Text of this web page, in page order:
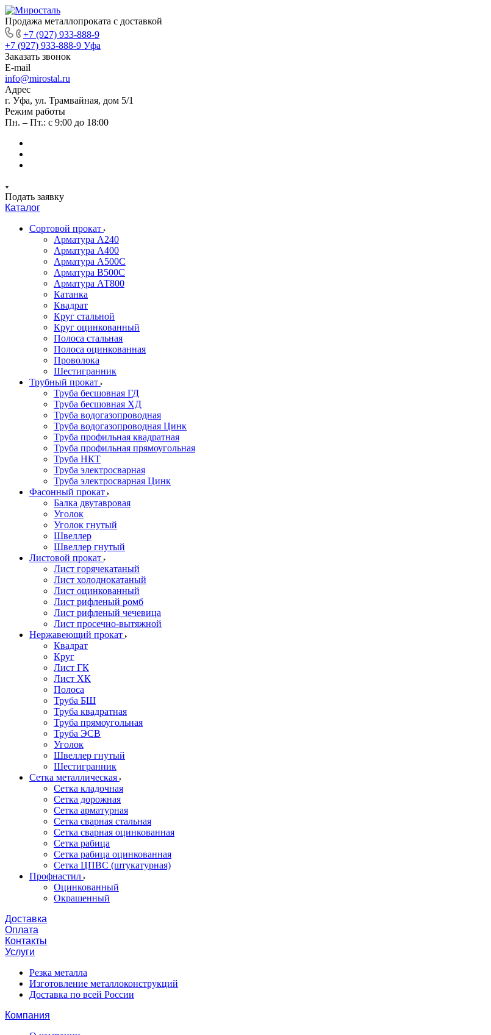
Продажа металлопроката с доставкой
+7 (927) 933-888-9
+7 (927) 933-888-9 Уфа
Заказать звонок
E-mail
info@mirostal.ru
Адрес
г. Уфа, ул. Трамвайная, дом 5/1
Режим работы
Пн. – Пт.: с 9:00 до 18:00
Подать заявку
Каталог
Сортовой прокат
Арматура А240
Арматура А400
Арматура А500C
Арматура В500С
Арматура АТ800
Катанка
Квадрат
Круг стальной
Круг оцинкованный
Полоса стальная
Полоса оцинкованная
Проволока
Шестигранник
Трубный прокат
Труба бесшовная ГД
Труба бесшовная ХД
Труба водогазопроводная
Труба водогазопроводная Цинк
Труба профильная квадратная
Труба профильная прямоугольная
Труба НКТ
Труба электросварная
Труба электросварная Цинк
Фасонный прокат
Балка двутавровая
Уголок
Уголок гнутый
Швеллер
Швеллер гнутый
Листовой прокат
Лист горячекатаный
Лист холоднокатаный
Лист оцинкованный
Лист рифленый ромб
Лист рифленый чечевица
Лист просечно-вытяжной
Нержавеющий прокат
Квадрат
Круг
Лист ГК
Лист ХК
Полоса
Труба БШ
Труба квадратная
Труба прямоугольная
Труба ЭСВ
Уголок
Швеллер гнутый
Шестигранник
Сетка металлическая
Сетка кладочная
Сетка дорожная
Сетка арматурная
Сетка сварная стальная
Сетка сварная оцинкованная
Сетка рабица
Сетка рабица оцинкованная
Сетка ЦПВС (штукатурная)
Профнастил
Оцинкованный
Окрашенный
Доставка
Оплата
Контакты
Услуги
Резка металла
Изготовление металлоконструкций
Доставка по всей России
Компания